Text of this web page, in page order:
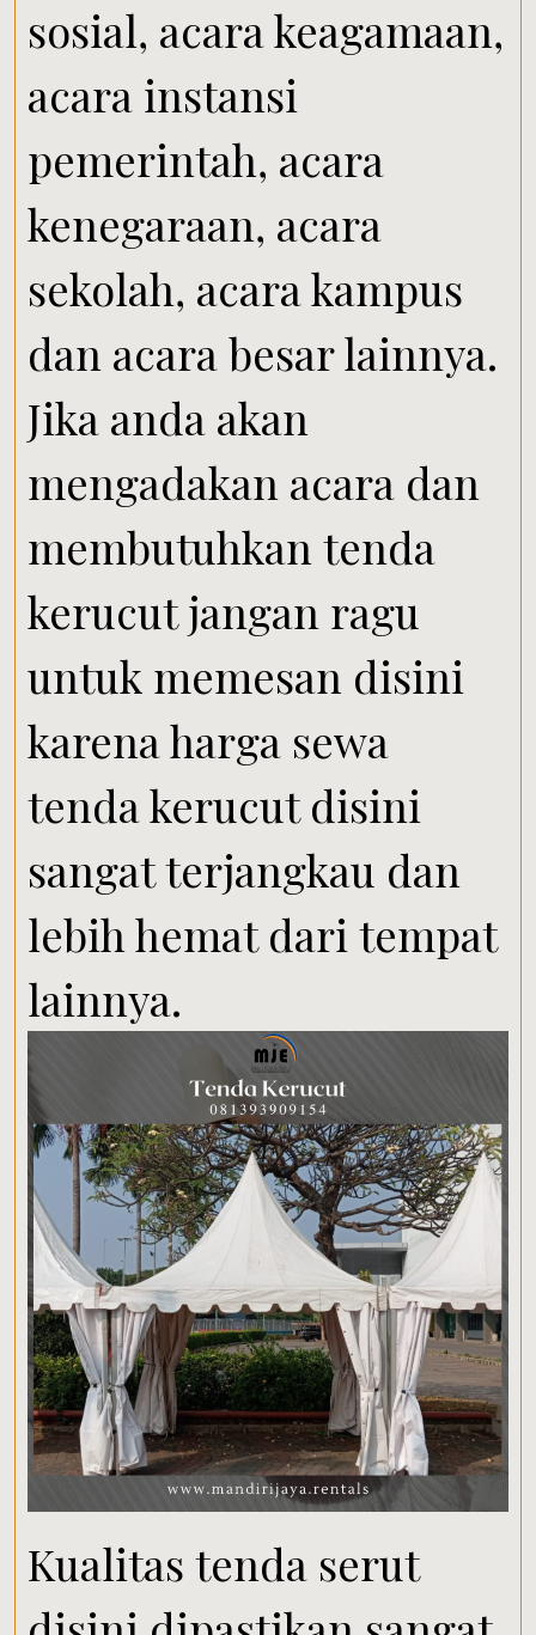
sosial, acara keagamaan,
acara instansi
pemerintah, acara
kenegaraan, acara
sekolah, acara kampus
dan acara besar lainnya.
Jika anda akan
mengadakan acara dan
membutuhkan tenda
kerucut jangan ragu
untuk memesan disini
karena harga sewa
tenda kerucut disini
sangat terjangkau dan
lebih hemat dari tempat
lainnya.
Kualitas tenda serut